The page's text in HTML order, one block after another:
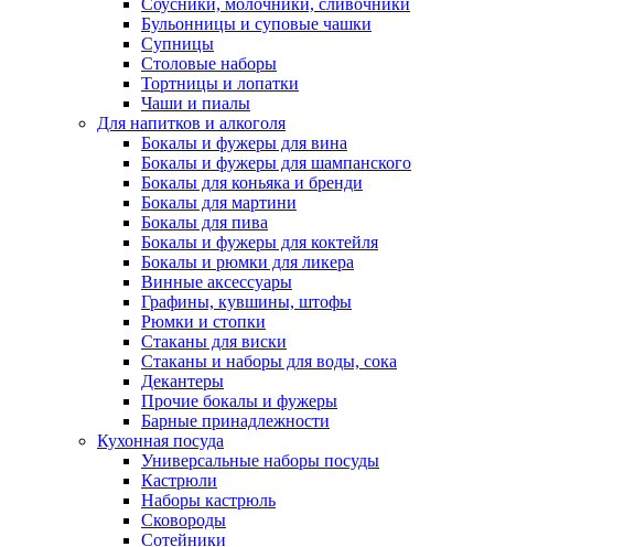
Соусники, молочники, сливочники
Бульонницы и суповые чашки
Супницы
Столовые наборы
Тортницы и лопатки
Чаши и пиалы
Для напитков и алкоголя
Бокалы и фужеры для вина
Бокалы и фужеры для шампанского
Бокалы для коньяка и бренди
Бокалы для мартини
Бокалы для пива
Бокалы и фужеры для коктейля
Бокалы и рюмки для ликера
Винные аксессуары
Графины, кувшины, штофы
Рюмки и стопки
Стаканы для виски
Стаканы и наборы для воды, сока
Декантеры
Прочие бокалы и фужеры
Барные принадлежности
Кухонная посуда
Универсальные наборы посуды
Кастрюли
Наборы кастрюль
Сковороды
Сотейники